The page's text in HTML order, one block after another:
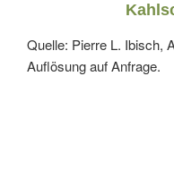
Quelle: Pierre L. Ibisch,
Auflösung auf Anfrage.